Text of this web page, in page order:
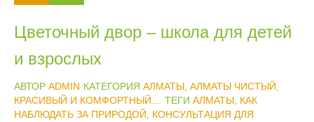
Цветочный двор – школа для детей
и взрослых
АВТОР ADMIN КАТЕГОРИЯ АЛМАТЫ АЛМАТЫ ЧИСТЫЙ,
КРАСИВЫЙ И КОМФОРТНЫЙ…
ТЕГИ АЛМАТЫ КАК
НАБЛЮДАТЬ ЗА ПРИРОДОЙ
КОНСУЛЬТАЦИЯ ДЛЯ